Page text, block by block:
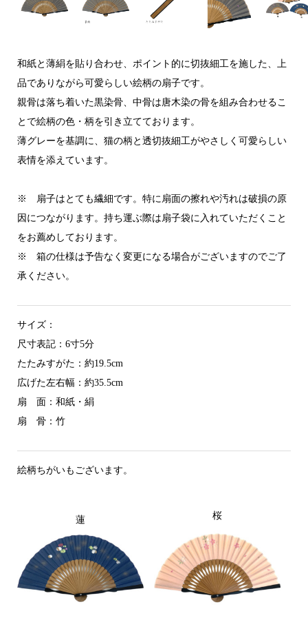
和紙と薄絹を貼り合わせ、ポイント的に切抜細工を施した、上
品でありながら可愛らしい絵柄の扇子です。
親骨は落ち着いた黒染骨、中骨は唐木染の骨を組み合わせるこ
とで絵柄の色・柄を引き立てております。
薄グレーを基調に、猫の柄と透切抜細工がやさしく可愛らしい
表情を添えています。
※ 扇子はとても繊細です。特に扇面の擦れや汚れは破損の原
因につながります。持ち運ぶ際は扇子袋に入れていただくこと
をお薦めしております。
※ 箱の仕様は予告なく変更になる場合がございますのでご了
承ください。
サイズ：
尺寸表記：6寸5分
たたみすがた：約19.5cm
広げた左右幅：約35.5cm
扇 面：和紙・絹
扇 骨：竹
絵柄ちがいもございます。
蓮 桜